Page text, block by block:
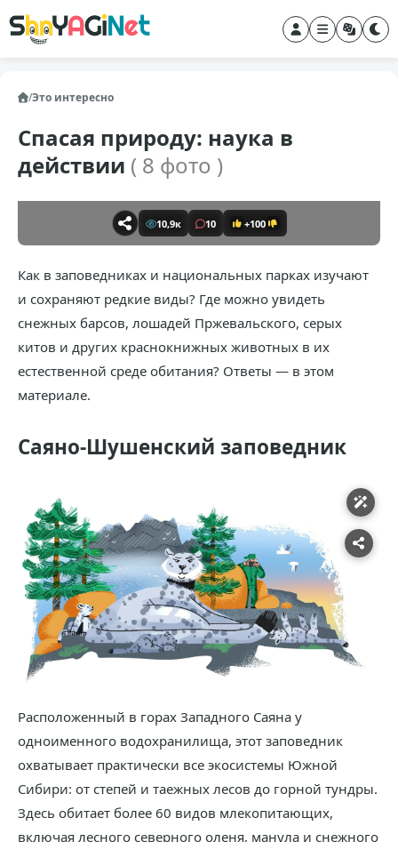
/Это интересно
Спасая природу: наука в
действии ( 8 фото )
10,9к 10 +100
Как в заповедниках и национальных парках изучают
и сохраняют редкие виды? Где можно увидеть
снежных барсов, лошадей Пржевальского, серых
китов и других краснокнижных животных в их
естественной среде обитания? Ответы — в этом
материале.
Саяно-Шушенский заповедник
Расположенный в горах Западного Саяна у
одноименного водохранилища, этот заповедник
охватывает практически все экосистемы Южной
Сибири: от степей и таежных лесов до горной тундры.
Здесь обитает более 60 видов млекопитающих,
включая лесного северного оленя, манула и снежного